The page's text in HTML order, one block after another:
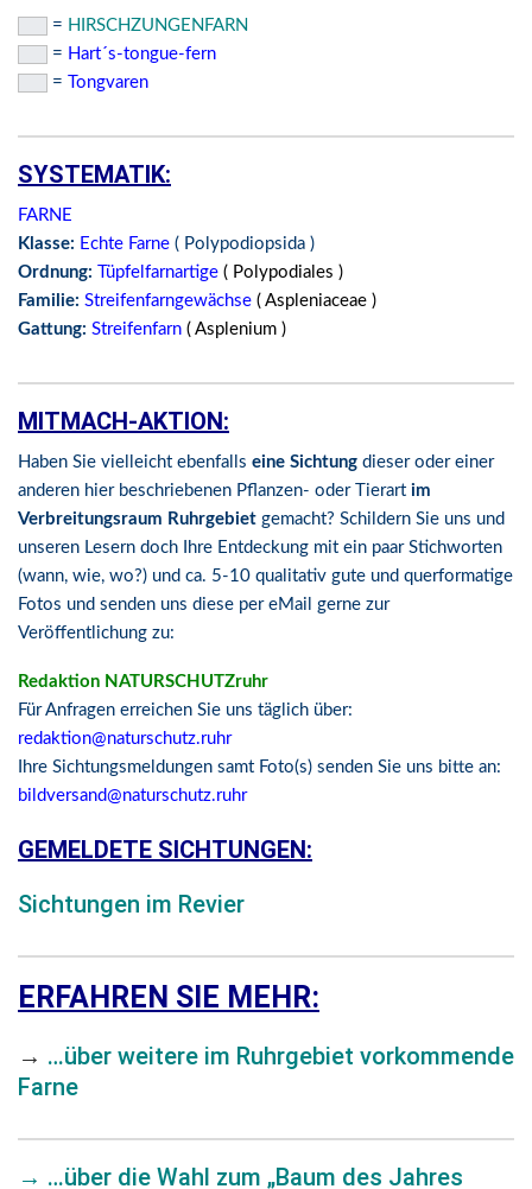
= HIRSCHZUNGENFARN
= Hart´s-tongue-fern
=
Tongvaren
SYSTEMATIK:
FARNE
Klasse: Echte Farne ( Polypodiopsida )
Ordnung:
Tüpfelfarnartige ( Polypodiales )
Familie: Streifenfarngewächse ( Aspleniaceae )
Gattung: Streifenfarn ( Asplenium )
MITMACH-AKTION:
Haben Sie vielleicht ebenfalls eine Sichtung dieser oder einer
anderen hier beschriebenen Pflanzen- oder Tierart im
Verbreitungsraum Ruhrgebiet gemacht? Schildern Sie uns und
unseren Lesern doch Ihre Entdeckung mit ein paar Stichworten
(wann, wie, wo?) und ca. 5-10 qualitativ gute und querformatige
Fotos und senden uns diese per eMail gerne zur
Veröffentlichung zu:
Redaktion NATURSCHUTZruhr
Für Anfragen erreichen Sie uns täglich über:
redaktion@naturschutz.ruhr
Ihre Sichtungsmeldungen samt Foto(s) senden Sie uns bitte an:
bildversand@naturschutz.ruhr
GEMELDETE SICHTUNGEN:
Sichtungen im Revier
ERFAHREN SIE MEHR:
→ …über weitere im Ruhrgebiet vorkommende
Farne
→ …über die Wahl zum „Baum des Jahres